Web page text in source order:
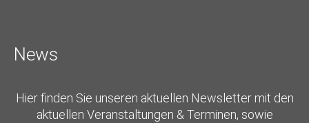
News
Hier finden Sie unseren aktuellen Newsletter mit den
aktuellen Veranstaltungen & Terminen, sowie